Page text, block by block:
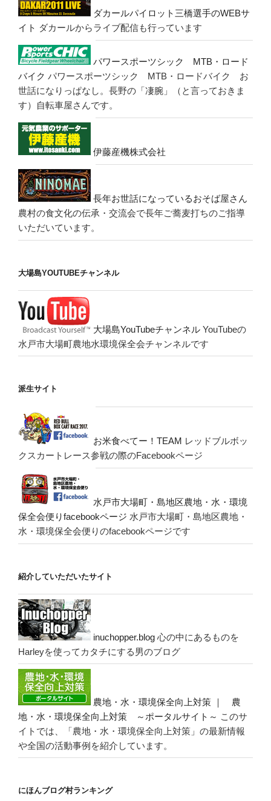
ダカールパイロット三橋選手のWEBサ
イト ダカールからライブ配信も行っています
パワースポーツシック MTB・ロード
バイク パワースポーツシック MTB・ロードバイク お
世話になりっぱなし。長野の「凄腕」（と言っておきま
す）自転車屋さんです。
伊藤産機株式会社
長年お世話になっているおそば屋さん
農村の食文化の伝承・交流会で長年ご蕎麦打ちのご指導
いただいています。
大場島YOUTUBEチャンネル
大場島YouTubeチャンネル YouTubeの
水戸市大場町農地水環境保全会チャンネルです
派生サイト
お米食べてー！TEAM レッドブルボッ
クスカートレース参戦の際のFacebookページ
水戸市大場町・島地区農地・水・環境
保全会便りfacebookページ 水戸市大場町・島地区農地・
水・環境保全会便りのfacebookページです
紹介していただいたサイト
inuchopper.blog 心の中にあるものを
Harleyを使ってカタチにする男のブログ
農地・水・環境保全向上対策 ｜ 農
地・水・環境保全向上対策 ～ポータルサイト～ このサ
イトでは、「農地・水・環境保全向上対策」の最新情報
や全国の活動事例を紹介しています。
にほんブログ村ランキング